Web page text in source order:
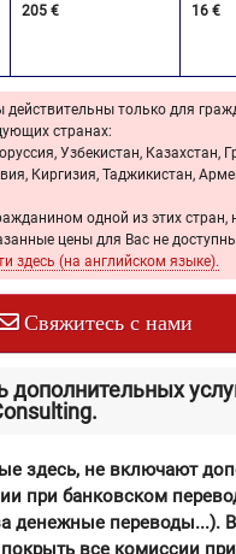
205 € 16 €
только для
странах:
Узбекистан, Казахстан,
Киргизия, Таджикистан,
одной из этих стран,
цены для Вас не
здесь (на английском языке).
Свяжитесь с нами
дополнительных
здесь, не включают
при банковском
денежные переводы...).
все комиссии